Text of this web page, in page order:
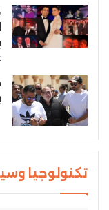
تكنولوجيا